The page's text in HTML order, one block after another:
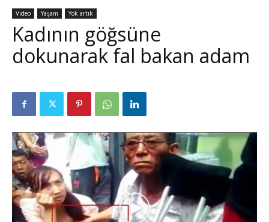
Video Yaşam Yok artık
Kadının göğsüne
dokunarak fal bakan adam